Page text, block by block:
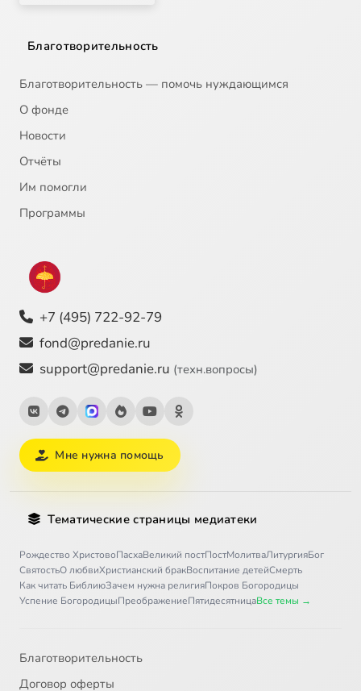
Благотворительность
Благотворительность — помочь нуждающимся
О фонде
Новости
Отчёты
Им помогли
Программы
+7 (495) 722-92-79
fond@predanie.ru
support@predanie.ru (техн.вопросы)
Мне нужна помощь
Тематические страницы медиатеки
Рождество ХристовоПасхаВеликий постПостМолитваЛитургияБог
СвятостьО любвиХристианский бракВоспитание детейСмерть
Как читать БиблиюЗачем нужна религияПокров Богородицы
Успение БогородицыПреображениеПятидесятницаВсе темы →
Благотворительность
Договор оферты